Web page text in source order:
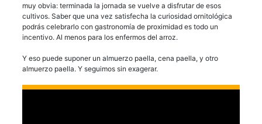
muy obvia: terminada la jornada se vuelve a disfrutar de esos
cultivos. Saber que una vez satisfecha la curiosidad ornitológica
podrás celebrarlo con gastronomía de proximidad es todo un
incentivo. Al menos para los enfermos del arroz.
Y eso puede suponer un almuerzo paella, cena paella, y otro
almuerzo paella. Y seguimos sin exagerar.